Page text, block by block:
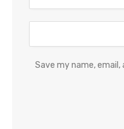
Save my name,